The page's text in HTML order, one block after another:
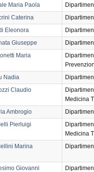
Maria Paola
Caterina
Eleonora
Giuseppe
Maria
Nadia
Claudio
Medicina
Ambrogio
Pierluigi
Medicina
Marina
Giovanni